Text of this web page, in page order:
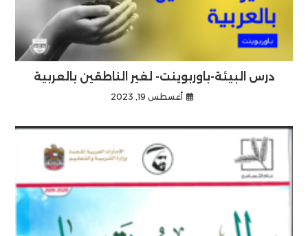
درس البيئة-باوربوينت- لغير الناطقين بالعربية
أغسطس 19, 2023